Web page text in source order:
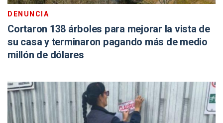
DENUNCIA
Cortaron 138 árboles para mejorar la vista de
su casa y terminaron pagando más de medio
millón de dólares